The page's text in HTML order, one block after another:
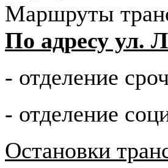
Маршруты
По адресу ул.
- отделение
- отделение
Остановки